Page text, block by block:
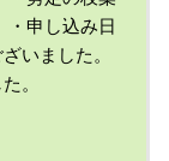
・申し込み日
いました。
。